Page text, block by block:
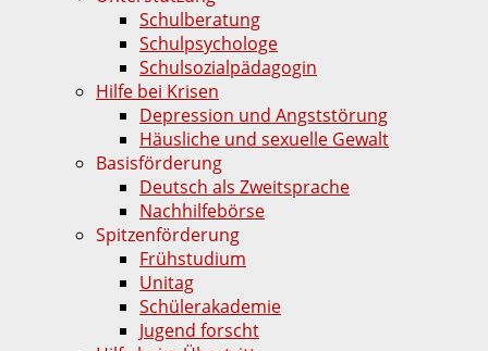
Schulberatung
Schulpsychologe
Schulsozialpädagogin
Hilfe bei Krisen
Depression und Angststörung
Häusliche und sexuelle Gewalt
Basisförderung
Deutsch als Zweitsprache
Nachhilfebörse
Spitzenförderung
Frühstudium
Unitag
Schülerakademie
Jugend forscht